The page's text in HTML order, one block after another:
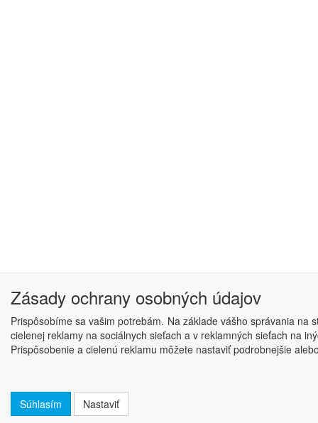
Zásady ochrany osobných údajov
Prispôsobíme sa vašim potrebám. Na základe vášho správania
cielenej reklamy na sociálnych sieťach a v reklamných sieťach na
Prispôsobenie a cielenú reklamu môžete nastaviť podrobnejšie
Súhlasím Nastaviť